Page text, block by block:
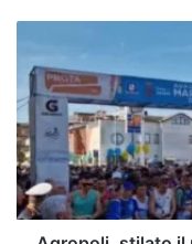
piano
traffico
in
occasione
della
Half
Marathon